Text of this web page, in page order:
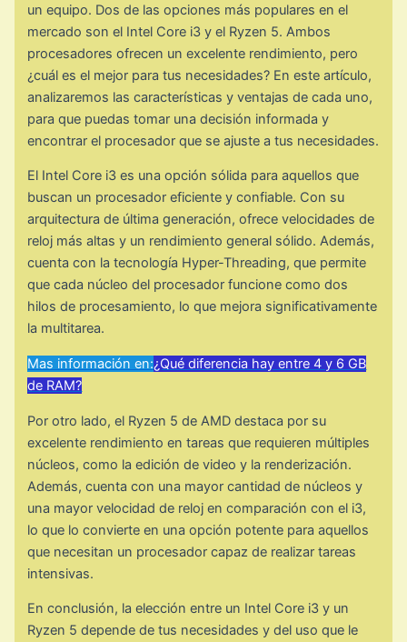
un equipo. Dos de las opciones más populares en el
mercado son el Intel Core i3 y el Ryzen 5. Ambos
procesadores ofrecen un excelente rendimiento, pero
¿cuál es el mejor para tus necesidades? En este artículo,
analizaremos las características y ventajas de cada uno,
para que puedas tomar una decisión informada y
encontrar el procesador que se ajuste a tus necesidades.
El Intel Core i3 es una opción sólida para aquellos que
buscan un procesador eficiente y confiable. Con su
arquitectura de última generación, ofrece velocidades de
reloj más altas y un rendimiento general sólido. Además,
cuenta con la tecnología Hyper-Threading, que permite
que cada núcleo del procesador funcione como dos
hilos de procesamiento, lo que mejora significativamente
la multitarea.
Mas información en:¿Qué diferencia hay entre 4 y 6 GB
de RAM?
Por otro lado, el Ryzen 5 de AMD destaca por su
excelente rendimiento en tareas que requieren múltiples
núcleos, como la edición de video y la renderización.
Además, cuenta con una mayor cantidad de núcleos y
una mayor velocidad de reloj en comparación con el i3,
lo que lo convierte en una opción potente para aquellos
que necesitan un procesador capaz de realizar tareas
intensivas.
En conclusión, la elección entre un Intel Core i3 y un
Ryzen 5 depende de tus necesidades y del uso que le